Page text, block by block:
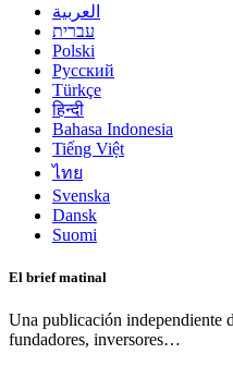
العربية
עברית
Polski
Русский
Türkçe
हिन्दी
Bahasa Indonesia
Tiếng Việt
ไทย
Svenska
Dansk
Suomi
El brief matinal
Una publicación independiente
fundadores, inversores…